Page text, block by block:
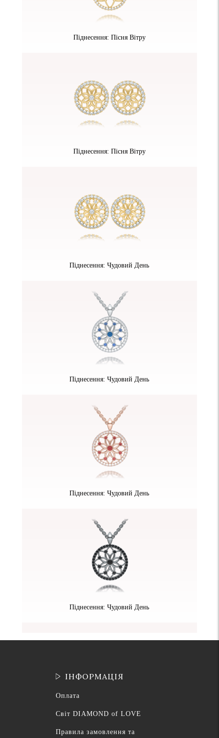
Піднесення: Пісня Вітру
Піднесення: Пісня Вітру
Піднесення: Чудовий День
Піднесення: Чудовий День
Піднесення: Чудовий День
Піднесення: Чудовий День
ІНФОРМАЦІЯ
Оплата
Світ DIAMOND of LOVE
Правила замовлення та